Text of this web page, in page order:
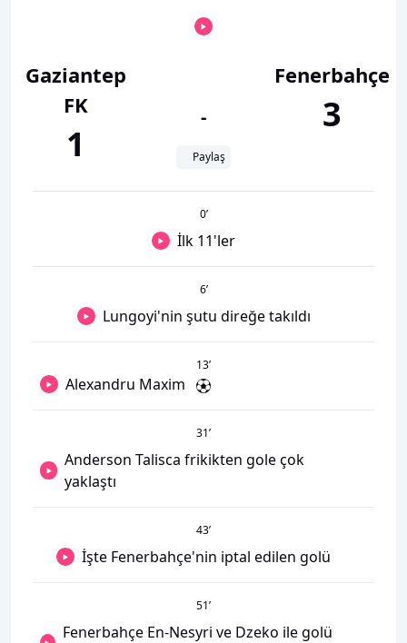
Gaziantep
FK
1
-
Paylaş
Fenerbahçe
3
0’
İlk 11'ler
6’
Lungoyi'nin şutu direğe takıldı
13’
Alexandru Maxim
31’
Anderson Talisca frikikten gole çok
yaklaştı
43’
İşte Fenerbahçe'nin iptal edilen golü
51’
Fenerbahçe En-Nesyri ve Dzeko ile golü